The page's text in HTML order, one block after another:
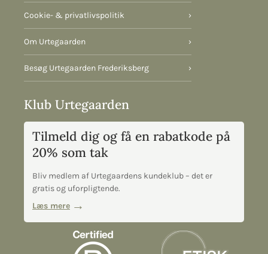
Cookie- & privatlivspolitik ›
Om Urtegaarden ›
Besøg Urtegaarden Frederiksberg ›
Klub Urtegaarden
Tilmeld dig og få en rabatkode på
20% som tak
Bliv medlem af Urtegaardens kundeklub – det er
gratis og uforpligtende.
Læs mere